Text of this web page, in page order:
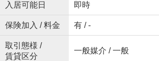
入居可能日 即時
保険加入 / 料金 有 / -
取引態様 /
賃貸区分
一般媒介 / 一般